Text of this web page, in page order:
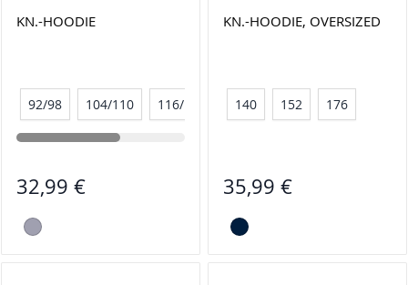
KN.-HOODIE
92/98 104/110 116/122 128/134
32,99 €
KN.-HOODIE, OVERSIZED
140 152 176
35,99 €